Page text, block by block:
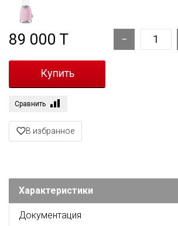
89 000 T
Сравнить
В избранное
Характеристики
Документация